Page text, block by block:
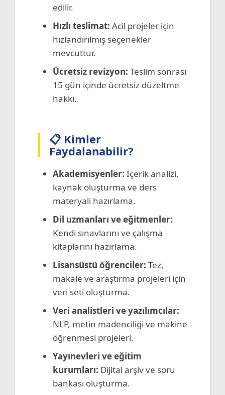
edilir.
Hızlı teslimat: Acil projeler için
hızlandırılmış seçenekler
mevcuttur.
Ücretsiz revizyon: Teslim sonrası
15 gün içinde ücretsiz düzeltme
hakkı.
📋 Kimler
Faydalanabilir?
Akademisyenler: İçerik analizi,
kaynak oluşturma ve ders
materyali hazırlama.
Dil uzmanları ve eğitmenler:
Kendi sınavlarını ve çalışma
kitaplarını hazırlama.
Lisansüstü öğrenciler: Tez,
makale ve araştırma projeleri için
veri seti oluşturma.
Veri analistleri ve yazılımcılar:
NLP, metin madenciliği ve makine
öğrenmesi projeleri.
Yayınevleri ve eğitim
kurumları: Dijital arşiv ve soru
bankası oluşturma.